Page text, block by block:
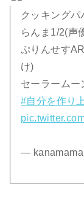
クッキング
らんま1/2(声
ぷりんせす
け)
セーラームー
#自分を作り
— kanamama